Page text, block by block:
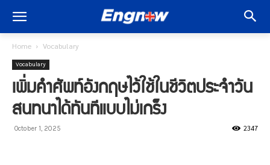
Home Vocabulary
Vocabulary
เพิ่มคำศัพท์อังกฤษไว้ใช้ในชีวิตประจำวัน
สนทนาได้ทันทีแบบไม่เกร็ง
October 1, 2025 2347